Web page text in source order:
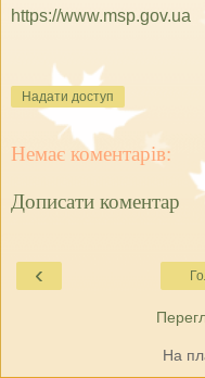
https://www.msp.gov.ua
Надати доступ
Немає коментарів:
Дописати коментар
‹
На